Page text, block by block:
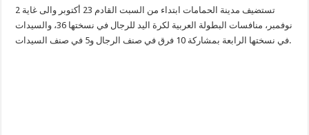
تستضيف مدينة الحمامات ابتداء من السبت القادم 23 أكتوبر والى غاية 2
نوفمبر، منافسات البطولة العربية لكرة اليد للرجال في نسختها 36، والسيدات
في نسختها الرابعة بمشاركة 10 فرق في صنف الرجال و5 في صنف السيدات.